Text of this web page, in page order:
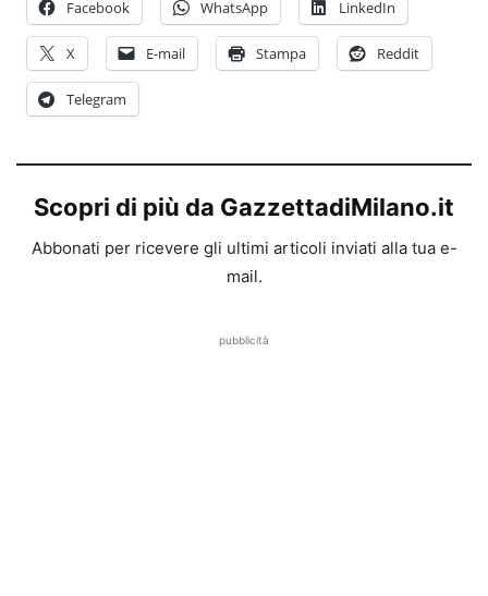
Facebook WhatsApp LinkedIn
X E-mail Stampa Reddit
Telegram
Scopri di più da GazzettadiMilano.it
Abbonati per ricevere gli ultimi articoli inviati alla tua e-
mail.
pubblicità